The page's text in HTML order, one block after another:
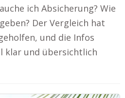
ich Absicherung? Wie
Der Vergleich hat
und die Infos
klar und übersichtlich